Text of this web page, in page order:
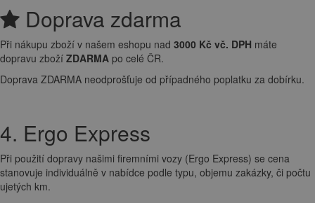
Doprava zdarma
Při nákupu zboží v našem eshopu nad 3000 Kč vč. DPH máte
dopravu zboží ZDARMA po celé ČR.
Doprava ZDARMA neodprošťuje od případného poplatku za dobírku.
4. Ergo Express
Při použití dopravy našimi firemními vozy (Ergo Express) se cena
stanovuje individuálně v nabídce podle typu, objemu zakázky, či počtu
ujetých km.